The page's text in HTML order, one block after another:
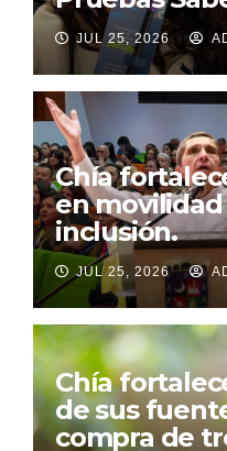
JUL 25, 2026
Chía
en
inclusión.
JUL 25, 2026
Chía
de sus
compra de